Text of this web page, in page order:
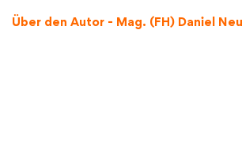
Über den Autor - Mag. (FH) Daniel